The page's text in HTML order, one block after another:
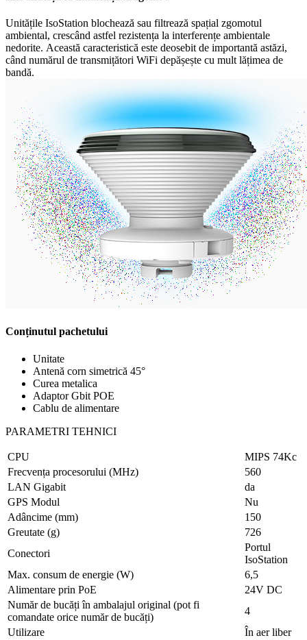
Unitățile IsoStation blochează sau filtrează spațial zgomotul
ambiental, crescând astfel rezistența la interferențe ambientale
nedorite. Această caracteristică este deosebit de importantă astăzi,
când numărul de transmițători WiFi depășește cu mult lățimea de
bandă.
Conținutul pachetului
Unitate
Antenă corn simetrică 45°
Curea metalica
Adaptor Gbit POE
Cablu de alimentare
PARAMETRI TEHNICI
CPU
MIPS 74Kc
Frecvența procesorului (MHz)
560
LAN Gigabit
da
GPS Modul
Nu
Adâncime (mm)
150
Greutate (g)
726
Conectori
Portul
IsoStation
Max. consum de energie (W)
6,5
Alimentare prin PoE
24V DC
Număr de bucăți în ambalajul original (pot fi
comandate orice număr de bucăți)
4
Utilizare
În aer liber